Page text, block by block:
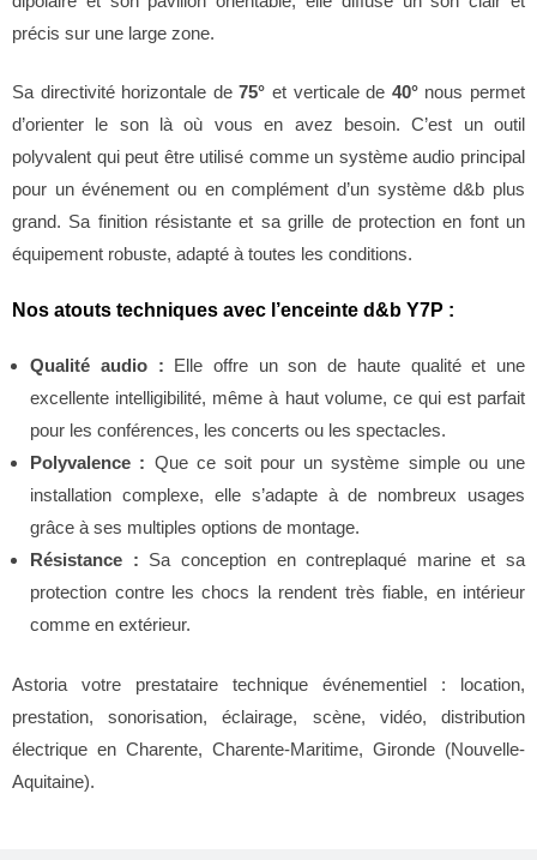
précis sur une large zone.
Sa directivité horizontale de75° et verticale de 40°nous permet
d’orienter le son là où vous en avez besoin. C’est un outil
polyvalent qui peut être utilisé comme un système audio principal
pour un événement ou en complément d’un système d&b plus
grand. Sa finition résistante et sa grille de protection en font un
équipement robuste, adapté à toutes les conditions.
Nos atouts techniques avec l’enceinte d&b Y7P :
Qualité audio : Elle offre un son de haute qualité et une
excellente intelligibilité, même à haut volume, ce qui est parfait
pour les conférences, les concerts ou les spectacles.
Polyvalence : Que ce soit pour un système simple ou une
installation complexe, elle s’adapte à de nombreux usages
grâce à ses multiples options de montage.
Résistance : Sa conception en contreplaqué marine et sa
protection contre les chocs la rendent très fiable, en intérieur
comme en extérieur.
Astoria votre prestataire technique événementiel : location,
prestation, sonorisation, éclairage, scène, vidéo, distribution
électrique en Charente, Charente-Maritime, Gironde (Nouvelle-
Aquitaine).